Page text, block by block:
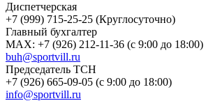
Диспетчерская
+7 (999) 715-25-25 (Круглосуточно)
Главный бухгалтер
MAX: +7 (926) 212-11-36 (с 9:00 до 18:00)
buh@sportvill.ru
Председатель ТСН
+7 (926) 665-09-05 (с 9:00 до 18:00)
info@sportvill.ru